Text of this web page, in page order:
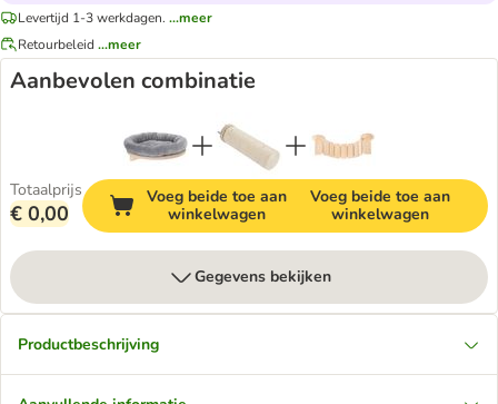
Levertijd 1-3 werkdagen. ...meer
Retourbeleid ...meer
Aanbevolen combinatie
Totaalprijs
€ 0,00
Voeg beide toe aan
winkelwagen
Voeg beide toe aan
winkelwagen
Gegevens bekijken
Productbeschrijving